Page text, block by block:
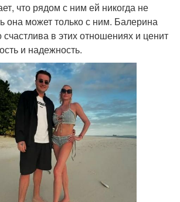
что рядом с ним ей никогда не
она может только с ним. Балерина
счастлива в этих отношениях и ценит
и надежность.